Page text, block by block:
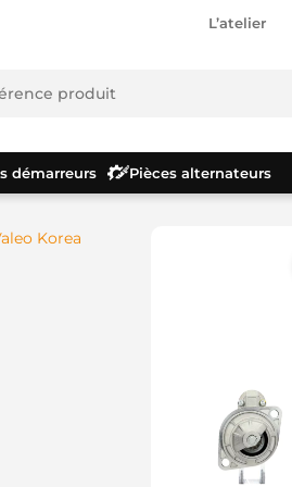
L’atelier
démarreurs Pièces alternateurs
Korea